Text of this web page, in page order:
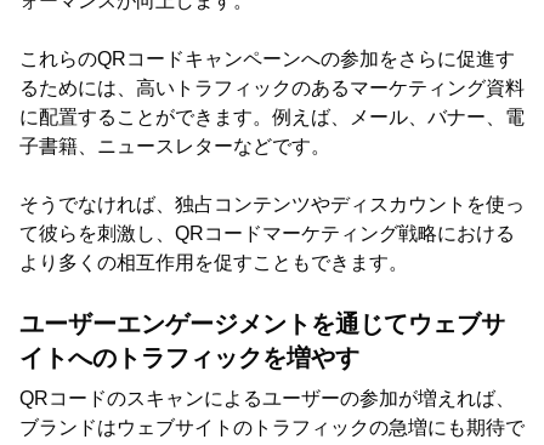
これらのQRコードキャンペーンへの参加をさらに促進す
るためには、高いトラフィックのあるマーケティング資料
に配置することができます。例えば、メール、バナー、電
子書籍、ニュースレターなどです。
そうでなければ、独占コンテンツやディスカウントを使っ
て彼らを刺激し、QRコードマーケティング戦略における
より多くの相互作用を促すこともできます。
ユーザーエンゲージメントを通じてウェブサ
イトへのトラフィックを増やす
QRコードのスキャンによるユーザーの参加が増えれば、
ブランドはウェブサイトのトラフィックの急増にも期待で